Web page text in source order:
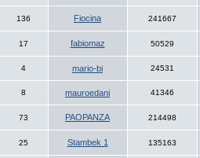
136 Fiocina 241667
17 fabiomaz 50529
4 mario-bi 24531
8 mauroedani 41346
73 PAOPANZA 214498
25 Stambek 1 135163